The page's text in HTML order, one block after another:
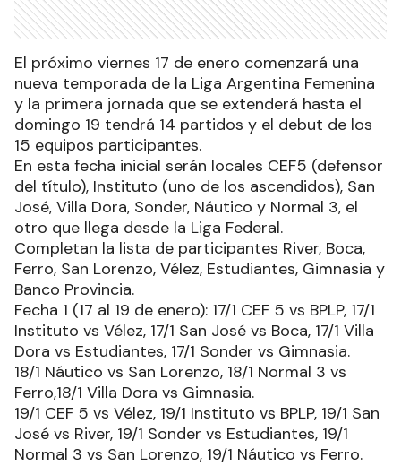
El próximo viernes 17 de enero comenzará una
nueva temporada de la Liga Argentina Femenina
y la primera jornada que se extenderá hasta el
domingo 19 tendrá 14 partidos y el debut de los
15 equipos participantes.
En esta fecha inicial serán locales CEF5 (defensor
del título), Instituto (uno de los ascendidos), San
José, Villa Dora, Sonder, Náutico y Normal 3, el
otro que llega desde la Liga Federal.
Completan la lista de participantes River, Boca,
Ferro, San Lorenzo, Vélez, Estudiantes, Gimnasia y
Banco Provincia.
Fecha 1 (17 al 19 de enero): 17/1 CEF 5 vs BPLP, 17/1
Instituto vs Vélez, 17/1 San José vs Boca, 17/1 Villa
Dora vs Estudiantes, 17/1 Sonder vs Gimnasia.
18/1 Náutico vs San Lorenzo, 18/1 Normal 3 vs
Ferro,18/1 Villa Dora vs Gimnasia.
19/1 CEF 5 vs Vélez, 19/1 Instituto vs BPLP, 19/1 San
José vs River, 19/1 Sonder vs Estudiantes, 19/1
Normal 3 vs San Lorenzo, 19/1 Náutico vs Ferro.